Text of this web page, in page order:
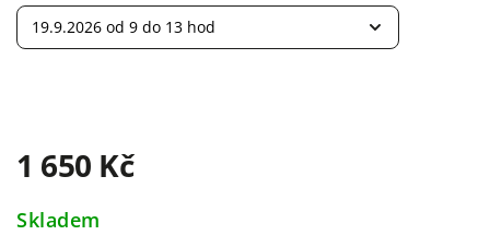
1 650 Kč
Skladem